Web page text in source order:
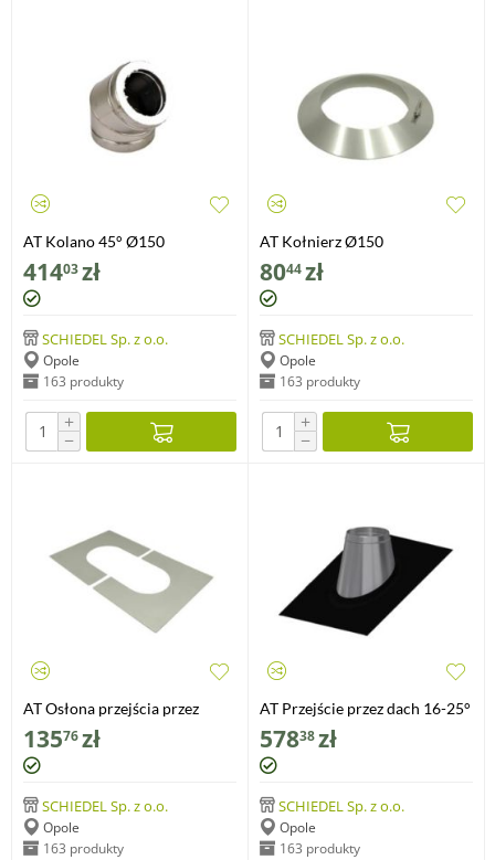
AT Kolano 45° Ø150
41403zł
SCHIEDEL Sp. z o.o.
Opole
163 produkty
+
−
AT Kołnierz Ø150
8044zł
SCHIEDEL Sp. z o.o.
Opole
163 produkty
+
−
AT Osłona przejścia przez
ścianę/strop dwuczęściowa
Ø150
13576zł
SCHIEDEL Sp. z o.o.
Opole
163 produkty
AT Przejście przez dach 16-25°
z płytą Wakaflex w kolorze
czarnym; Ø150
57838zł
SCHIEDEL Sp. z o.o.
Opole
163 produkty